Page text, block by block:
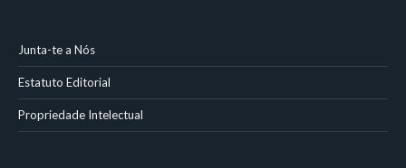
Junta-te a Nós
Estatuto Editorial
Propriedade Intelectual